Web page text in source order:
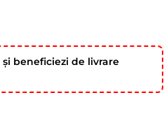
şi beneficiezi de livrare